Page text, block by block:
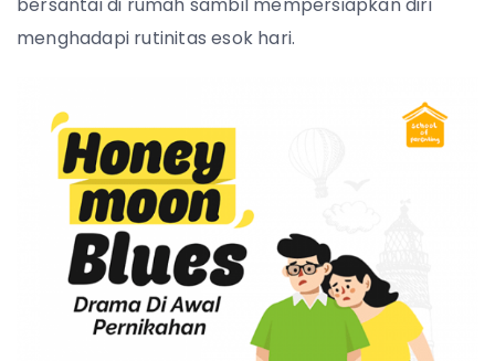
bersantai di rumah sambil mempersiapkan diri
menghadapi rutinitas esok hari.